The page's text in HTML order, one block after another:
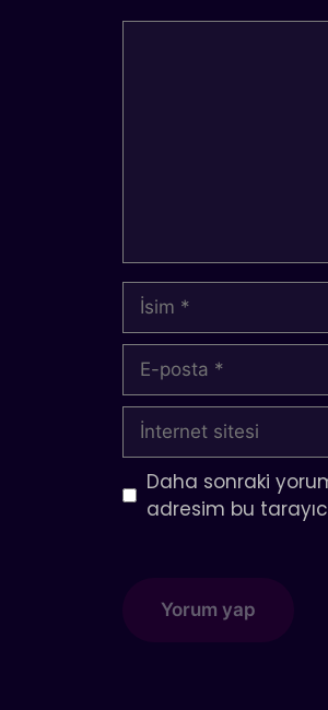
İsim
posta
İnternet
sitesi
Daha sonraki
adresim bu